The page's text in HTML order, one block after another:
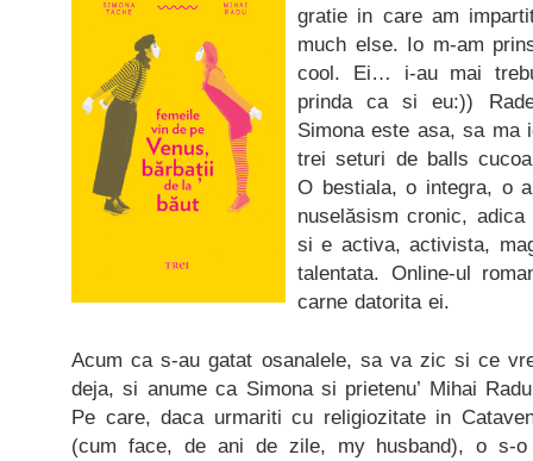
gratie in care am
much else. Io m-am
cool. Ei… i-au mai
prinda ca si eu:))
Simona este asa, sa ma
trei seturi de balls
O bestiala, o integra, o
nuselăsism cronic,
si e activa, activista,
talentata. Online-ul
carne datorita ei.
Acum ca s-au gatat osanalele, sa va zic si ce
deja, si anume ca Simona si prietenu’ Mihai
Pe care, daca urmariti cu religiozitate in
(cum face, de ani de zile, my husband), o s-o